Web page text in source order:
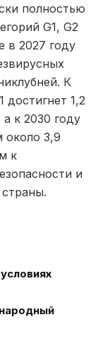
полностью
G1, G2
в 2027 году
К
достигнет 1,2
к 2030 году
около 3,9
к
и